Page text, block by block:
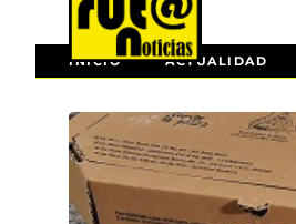
INICIO ACTUALIDAD